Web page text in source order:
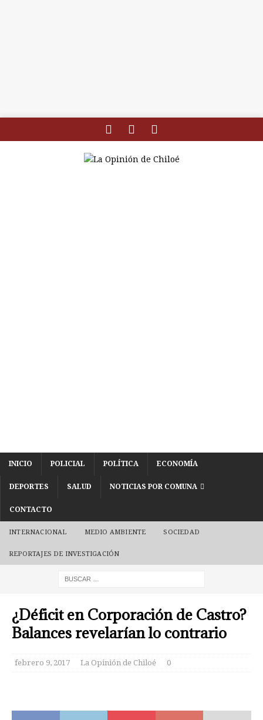
INICIO POLICIAL POLÍTICA ECONOMÍA
DEPORTES SALUD NOTICIAS POR COMUNA
CONTACTO
INTERNACIONAL MEDIO AMBIENTE SOCIEDAD
REPORTAJES DE INVESTIGACIÓN
¿Déficit en Corporación de Castro?
Balances revelarían lo contrario
febrero 9, 2017 La Opinión de Chiloé 0